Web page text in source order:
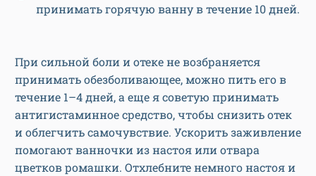
принимать горячую ванну в течение 10 дней.
При сильной боли и отеке не возбраняется
принимать обезболивающее, можно пить его в
течение 1–4 дней, а еще я советую принимать
антигистаминное средство, чтобы снизить отек
и облегчить самочувствие. Ускорить заживление
помогают ванночки из настоя или отвара
цветков ромашки. Отхлебните немного настоя и